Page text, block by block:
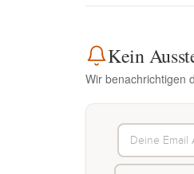
Kein
Wir benachrichtigen